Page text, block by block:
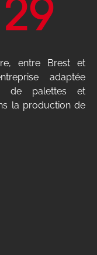
entre Brest et
adaptée
de palettes et
la production de